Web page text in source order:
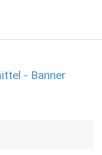
- Banner